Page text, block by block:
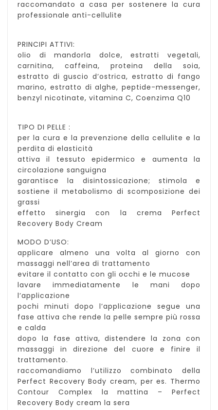
raccomandato a casa per sostenere la cura
professionale anti-cellulite
PRINCIPI ATTIVI:
olio di mandorla dolce, estratti vegetali,
carnitina, caffeina, proteina della soia,
estratto di guscio d’ostrica, estratto di fango
marino, estratto di alghe, peptide-messenger,
benzyl nicotinate, vitamina C, Coenzima Q10
TIPO DI PELLE :
per la cura e la prevenzione della cellulite e la
perdita di elasticità
attiva il tessuto epidermico e aumenta la
circolazione sanguigna
garantisce la disintossicazione; stimola e
sostiene il metabolismo di scomposizione dei
grassi
effetto sinergia con la crema Perfect
Recovery Body Cream
MODO D’USO:
applicare almeno una volta al giorno con
massaggi nell’area di trattamento
evitare il contatto con gli occhi e le mucose
lavare immediatamente le mani dopo
l’applicazione
pochi minuti dopo l’applicazione segue una
fase attiva che rende la pelle sempre più rossa
e calda
dopo la fase attiva, distendere la zona con
massaggi in direzione del cuore e finire il
trattamento.
raccomandiamo l’utilizzo combinato della
Perfect Recovery Body cream, per es. Thermo
Contour Complex la mattina – Perfect
Recovery Body cream la sera